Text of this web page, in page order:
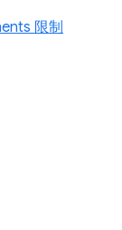
限制